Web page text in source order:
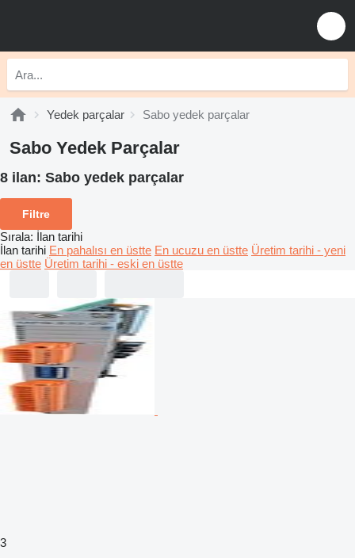
Yedek parçalar Sabo yedek parçalar
Sabo Yedek Parçalar
8 ilan: Sabo yedek parçalar
Filtre
Sırala: İlan tarihi
İlan tarihi En pahalısı en üstte En ucuzu en üstte Üretim tarihi - yeni
en üstte Üretim tarihi - eski en üstte
3